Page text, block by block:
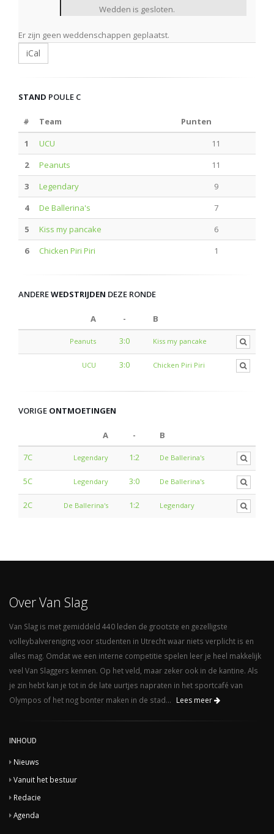
Wedden is gesloten.
Er zijn geen weddenschappen geplaatst.
iCal
STAND POULE C
# Team
Punten
1
UCU
11
2
Peanuts
11
3
Legendary
9
4
De Ballerina's
7
5
Kiss my pancake
6
6
Chicken Piri Piri 1
ANDEREWEDSTRIJDEN DEZE RONDE
A - B
Peanuts 3:0 Kiss my pancake
UCU 3:0 Chicken Piri Piri
VORIGE ONTMOETINGEN
A -
B
7C
Legendary 1:2 De Ballerina's
5C Legendary 3:0 De Ballerina's
2C De Ballerina's 1:2 Legendary
Over Van Slag
Van Slag is met gemiddeld 440 leden de grootste en gezelligste
volleybalvereniging voor studenten in Utrecht waar niets verplicht is en
alles mag. Omdat we een interne competitie spelen leer je heel makkelijk
veel Van Slaggers kennen. Op het veld, maar zeker ook in de kantine. Als
je zin hebt kan je tot in de late uurtjes napraten in het sportcafé van
Olympos of het nog bonter maken in de stad...
Lees meer
INHOUD
Nieuws
Vanuit het bestuur
Redacie
Agenda